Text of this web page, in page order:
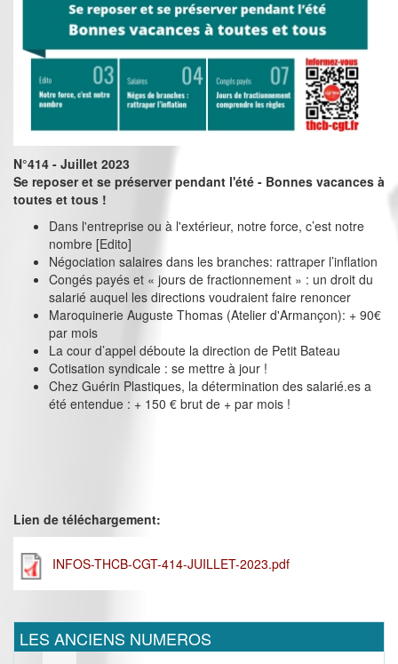
N°414 - Juillet 2023
Se reposer et se préserver pendant l'été - Bonnes vacances à
toutes et tous !
Dans l'entreprise ou à l'extérieur, notre force, c’est notre
nombre [Edito]
Négociation salaires dans les branches: rattraper l’inflation
Congés payés et « jours de fractionnement » : un droit du
salarié auquel les directions voudraient faire renoncer
Maroquinerie Auguste Thomas (Atelier d'Armançon): + 90€
par mois
La cour d’appel déboute la direction de Petit Bateau
Cotisation syndicale : se mettre à jour !
Chez Guérin Plastiques, la détermination des salarié.es a
été entendue : + 150 € brut de + par mois !
Lien de téléchargement:
INFOS-THCB-CGT-414-JUILLET-2023.pdf
LES ANCIENS NUMEROS